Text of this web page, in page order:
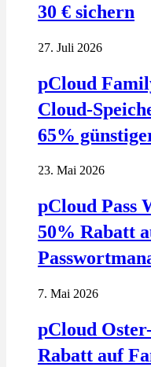
30 € sichern
27. Juli 2026
pCloud
Cloud-
65%
23. Mai 2026
pCloud Pass
50% Rabatt
7. Mai 2026
pCloud
Rabatt auf